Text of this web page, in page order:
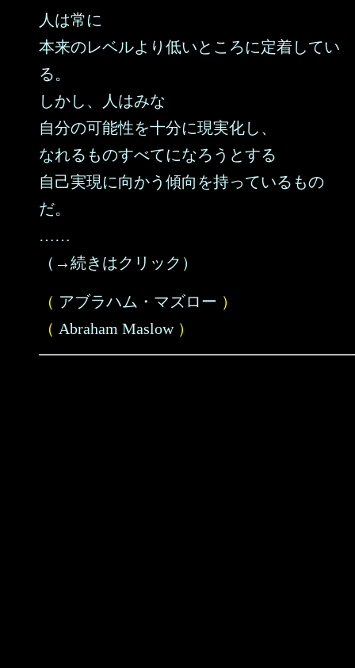
人は常に
本来のレベルより低いところに定着してい
る。
しかし、人はみな
自分の可能性を十分に現実化し、
なれるものすべてになろうとする
自己実現に向かう傾向を持っているもの
だ。
……
（→続きはクリック）
（ アブラハム・マズロー ）
（ Abraham Maslow）